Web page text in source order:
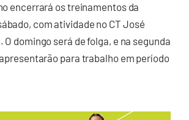
encerrará os treinamentos da
com atividade no CT José
O domingo será de folga, e na segunda
para trabalho em período